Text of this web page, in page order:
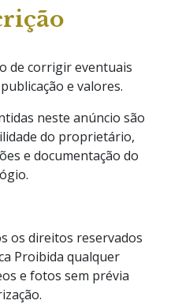
de corrigir eventuais
e valores.
neste anúncio são
do proprietário,
e documentação do
os direitos reservados
Proibida qualquer
e fotos sem prévia